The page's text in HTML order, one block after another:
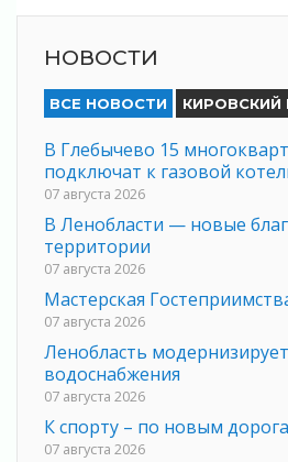
НОВОСТИ
ВСЕ НОВОСТИ КИРОВСКИЙ
В Глебычево 15
подключат к газовой
07 августа 2026
В Ленобласти — новые
территории
07 августа 2026
Мастерская
07 августа 2026
Ленобласть
водоснабжения
07 августа 2026
К спорту – по новым
07 августа 2026